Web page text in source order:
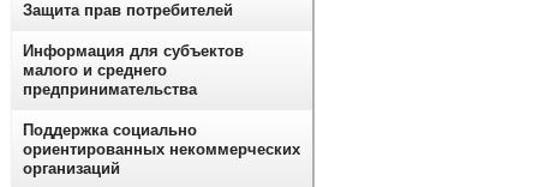
Защита прав потребителей
Информация для субъектов
малого и среднего
предпринимательства
Поддержка социально
ориентированных некоммерческих
организаций